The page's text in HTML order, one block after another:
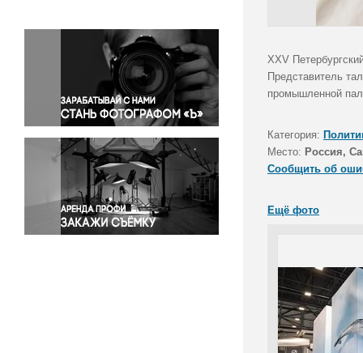
Окружающая среда
Политика
Правосудие
Происшествия и конфликты
Религия
Светская жизнь
Спорт
Экология
Экономика и бизнес
XXV
Представитель
промышленной
Категория:
Место: Россия,
Сообщить об
Ещё фото